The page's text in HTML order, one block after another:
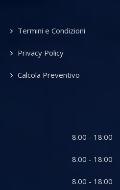
Termini e Condizioni
Privacy Policy
Calcola Preventivo
8.00 - 18:00
8.00 - 18:00
8.00 - 18:00